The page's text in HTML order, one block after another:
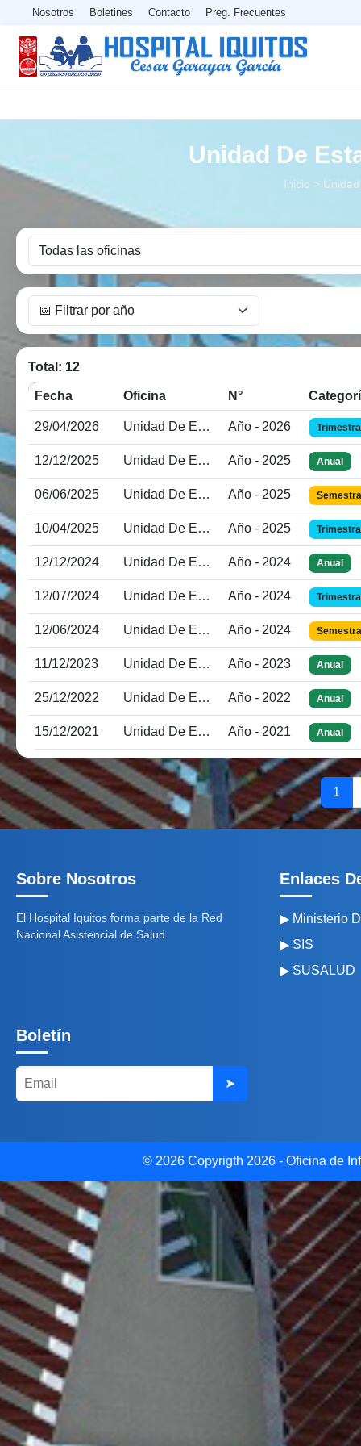
Nosotros Boletines Contacto Preg. Frecuentes
Unidad De
Inicio >
Total: 12
Fecha Oficina N°
29/04/2026 Unidad De Estadística E Informática Año - 2026
12/12/2025 Unidad De Estadística E Informática Año - 2025 Anual
06/06/2025 Unidad De Estadística E Informática Año - 2025
10/04/2025 Unidad De Estadística E Informática Año - 2025
12/12/2024 Unidad De Estadística E Informática Año - 2024 Anual
12/07/2024 Unidad De Estadística E Informática Año - 2024
12/06/2024 Unidad De Estadística E Informática Año - 2024
11/12/2023 Unidad De Estadística E Informática Año - 2023 Anual
25/12/2022 Unidad De Estadística E Informática Año - 2022 Anual
15/12/2021 Unidad De Estadística E Informática Año - 2021 Anual
1
Sobre Nosotros
El Hospital Iquitos forma parte de la Red
Nacional Asistencial de Salud.
Enlaces
▶ Ministerio
▶ SIS
▶ SUSALUD
Boletín
➤
© 2026 Copyrigth 2026 - Oficina de